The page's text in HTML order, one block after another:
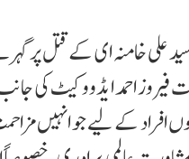
علی خامنہ ای کے قتل پر
ت فیروز احمد ایڈووکیٹ کی
افراد کے لیے جو انہیں